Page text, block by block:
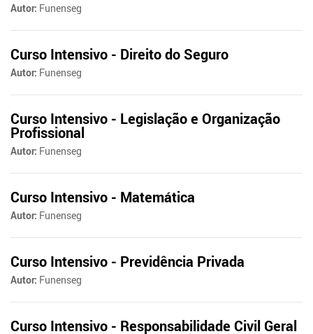
Autor: Funenseg
Curso Intensivo - Direito do Seguro
Autor: Funenseg
Curso Intensivo - Legislação e Organização
Profissional
Autor: Funenseg
Curso Intensivo - Matemática
Autor: Funenseg
Curso Intensivo - Previdência Privada
Autor: Funenseg
Curso Intensivo - Responsabilidade Civil Geral